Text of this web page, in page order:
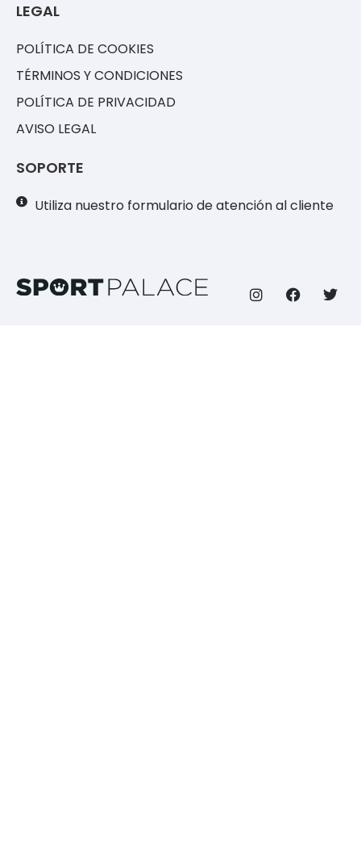
LEGAL
POLÍTICA DE COOKIES
TÉRMINOS Y CONDICIONES
POLÍTICA DE PRIVACIDAD
AVISO LEGAL
SOPORTE
Utiliza nuestro formulario de atención al cliente